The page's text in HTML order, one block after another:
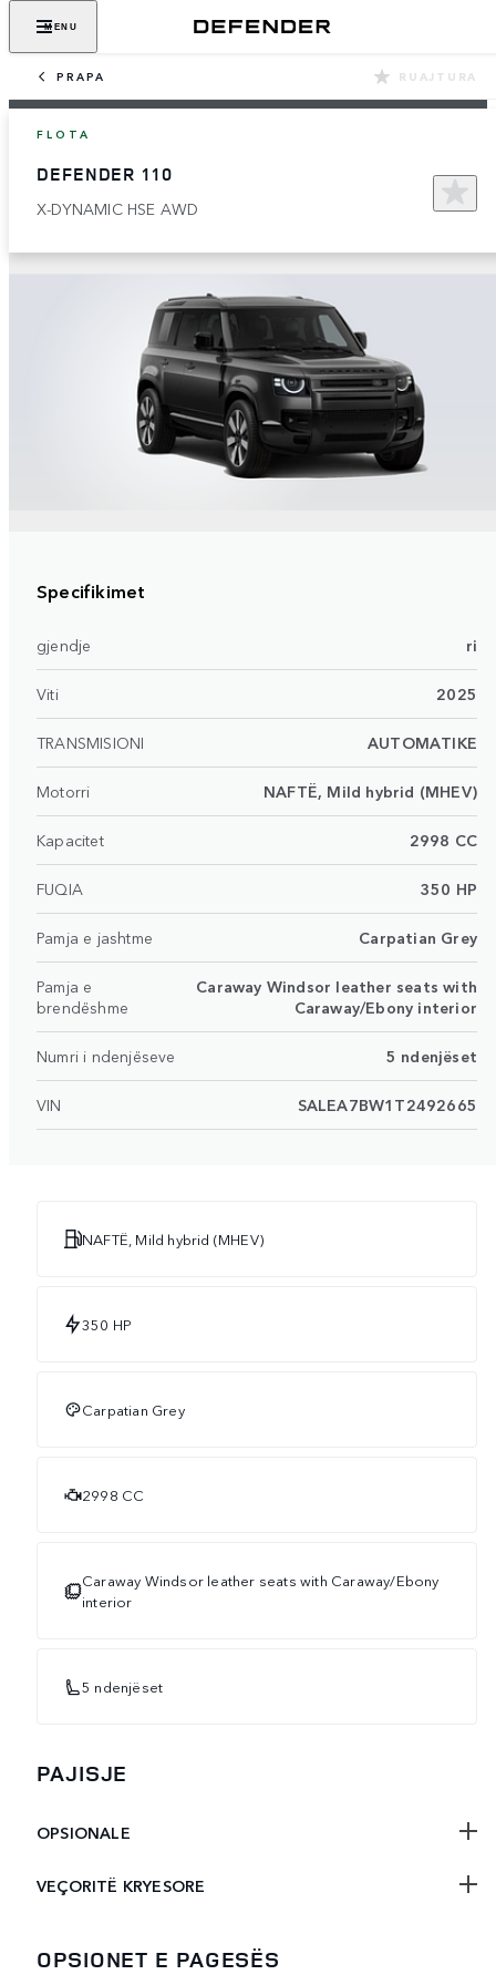
MENU
PRAPA RUAJTURA
FLOTA
DEFENDER 110
X-DYNAMIC HSE AWD
Specifikimet
gjendje ri
Viti 2025
TRANSMISIONI AUTOMATIKE
Motorri NAFTË, Mild hybrid (MHEV)
Kapacitet 2998 CC
FUQIA 350 HP
Pamja e jashtme Carpatian Grey
Pamja e
brendëshme
Caraway Windsor leather seats with
Caraway/Ebony interior
Numri i ndenjëseve 5 ndenjëset
VIN SALEA7BW1T2492665
NAFTË, Mild hybrid (MHEV)
350 HP
Carpatian Grey
2998 CC
Caraway Windsor leather seats with Caraway/Ebony
interior
5 ndenjëset
PAJISJE
OPSIONALE
VEÇORITË KRYESORE
OPSIONET E PAGESËS